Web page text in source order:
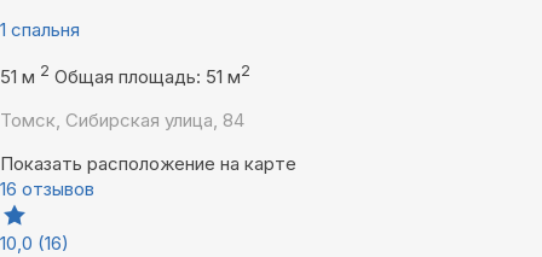
1 спальня
51 м 2 Общая площадь: 51 м2
Томск, Сибирская улица, 84
Показать расположение на карте
16 отзывов
10,0 (16)